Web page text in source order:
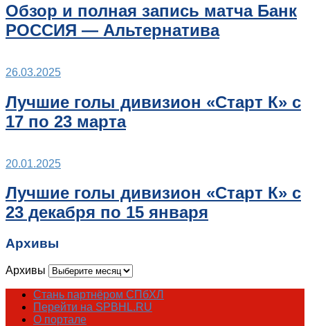
Обзор и полная запись матча Банк
РОССИЯ — Альтернатива
26.03.2025
Лучшие голы дивизион «Старт К» с
17 по 23 марта
20.01.2025
Лучшие голы дивизион «Старт К» с
23 декабря по 15 января
Архивы
Архивы
Стань партнёром СПбХЛ
Перейти на SPBHL.RU
О портале